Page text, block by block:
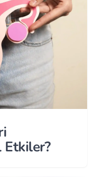
Etkiler?